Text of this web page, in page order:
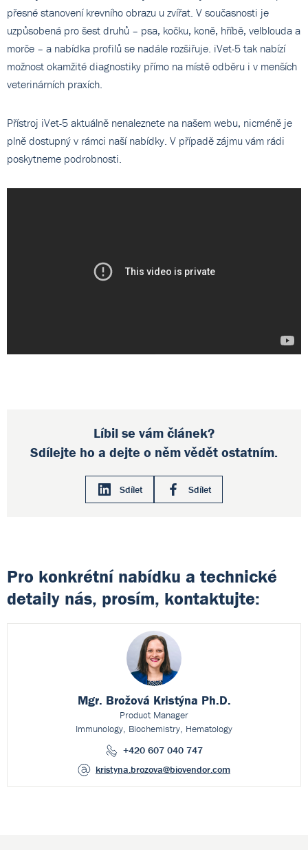
přesné stanovení krevního obrazu u zvířat. V současnosti je
uzpůsobená pro šest druhů – psa, kočku, koně, hříbě, velblouda a
morče – a nabídka profilů se nadále rozšiřuje. iVet-5 tak nabízí
možnost okamžité diagnostiky přímo na místě odběru i v menších
veterinárních praxích.
Přístroj iVet-5 aktuálně nenaleznete na našem webu, nicméně je
plně dostupný v rámci naší nabídky. V případě zájmu vám rádi
poskytneme podrobnosti.
Líbil se vám článek?
Sdílejte ho a dejte o něm vědět ostatním.
Sdílet Sdílet
Pro konkrétní nabídku a technické
detaily nás, prosím, kontaktujte:
Mgr. Brožová Kristýna Ph.D.
Product Manager
Immunology, Biochemistry, Hematology
+420 607 040 747
kristyna.brozova@biovendor.com